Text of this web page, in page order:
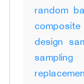
random
design